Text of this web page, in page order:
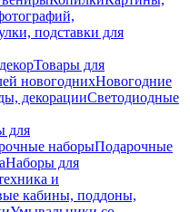
подставки для
Товары для
новогоднихНовогодние
декорацииСветодиодные
для
наборыПодарочные
Наборы для
и
кабины, поддоны,